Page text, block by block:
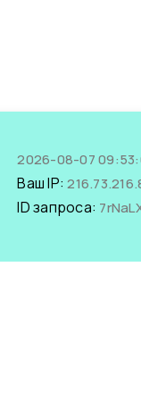
2026-08-07
Ваш IP:
ID запроса: